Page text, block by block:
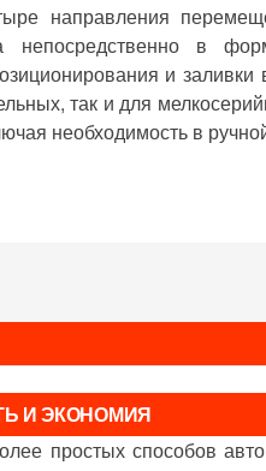
направления
непосредственно в
и заливки
так и для
необходимость в
И ЭКОНОМИЯ
простых способов